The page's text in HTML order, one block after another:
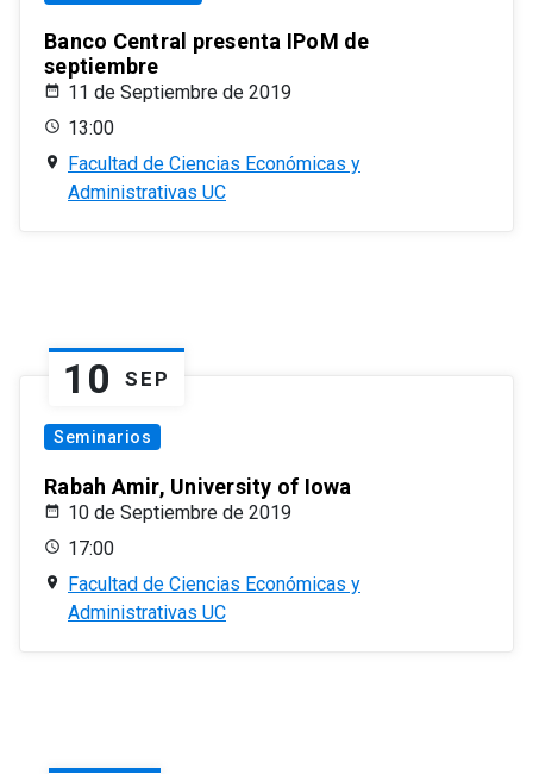
Banco Central presenta IPoM de
septiembre
11 de Septiembre de 2019
13:00
Facultad de Ciencias Económicas y
Administrativas UC
10 SEP
Seminarios
Rabah Amir, University of Iowa
10 de Septiembre de 2019
17:00
Facultad de Ciencias Económicas y
Administrativas UC